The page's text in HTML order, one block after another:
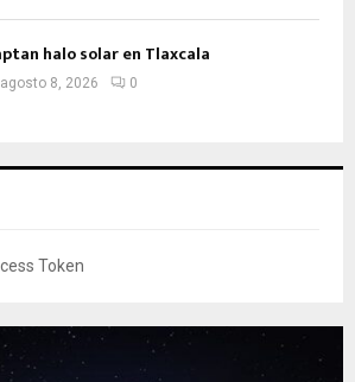
halo solar en Tlaxcala
agosto 8, 2026 0
Token